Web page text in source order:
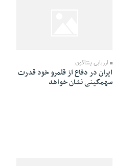
ارزیابی پنتاگون
ایران در دفاع از قلمرو خود قدرت
سهمگینی نشان خواهد